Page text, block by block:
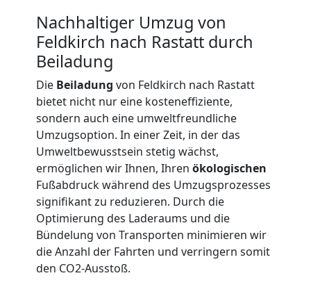
Nachhaltiger Umzug von
Feldkirch nach Rastatt durch
Beiladung
Die Beiladung von Feldkirch nach Rastatt
bietet nicht nur eine kosteneffiziente,
sondern auch eine umweltfreundliche
Umzugsoption. In einer Zeit, in der das
Umweltbewusstsein stetig wächst,
ermöglichen wir Ihnen, Ihren ökologischen
Fußabdruck während des Umzugsprozesses
signifikant zu reduzieren. Durch die
Optimierung des Laderaums und die
Bündelung von Transporten minimieren wir
die Anzahl der Fahrten und verringern somit
den CO2-Ausstoß.
Mann
LKW
Möbellift
Feldkirch
Übersiedlung
Feldkirch